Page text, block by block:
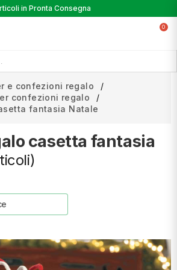
0
in Pronta Consegna
e confezioni regalo
confezioni regalo
fantasia Natale
casetta fantasia